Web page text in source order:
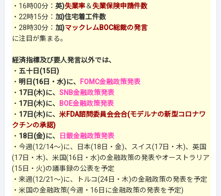
・16時00分： 英)失業率＆失業保険申請件数
・22時15分： 加)住宅着工件数
・28時30分： 加)マックレムBOC総裁の発言
に注目が集まる。
経済指標及び要人発言以外では、
・ 五十日(15日)
・ 明日(16日・水)に、
FOMC金融政策発表
・ 17日(木)に、 SNB金融政策発表
・ 17日(木)に、
BOE金融政策発表
・ 17日(木)に、 米FDA諮問委員会会合(モデルナの新型コロナワ
クチンの承認)
・ 18日(金)に、
日銀金融政策発表
・今週(12/14～)に、日本(18日・金)、スイス(17日・木)、英国
(17日・木)、米国(16日・水)の金融政策の発表やオーストラリア
(15日・火)の議事録の公表を予定
・来週(12/21～)に、トルコ(24日・木)の金融政策の発表を予定
・米国の金融政策(今週・16日に金融政策の発表を予定)